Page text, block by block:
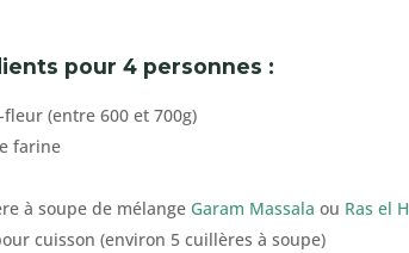
pour 4 personnes :
fleur (entre 600 et 700g)
farine
à soupe de mélange Garam Massala ou Ras el
cuisson (environ 5 cuillères à soupe)